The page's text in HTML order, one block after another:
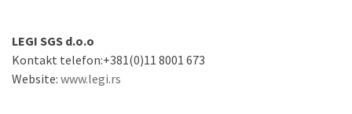
LEGI SGS d.o.o
Kontakt telefon:+381(0)11 8001 673
Website: www.legi.rs